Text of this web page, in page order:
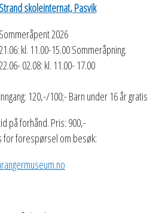
Strand skoleinternat, Pasvik
Sommeråpent 2026
kl. 11.00-15.00 Sommeråpning.
02.08: kl. 11.00- 17.00
Inngang: 120,-/100;- Barn under 16 år gratis
på forhånd. Pris: 900,-
for forespørsel om besøk: